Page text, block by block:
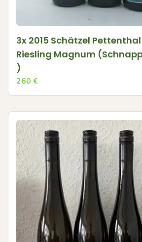
3x 2015 Schätzel
Riesling Magnum
)
260 €